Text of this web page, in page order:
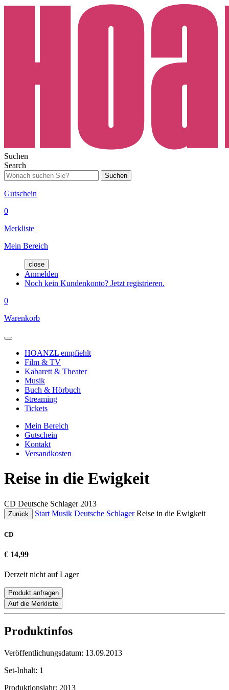
Suchen
Search
Suchen
Gutschein
0
Merkliste
Mein Bereich
close
Anmelden
Noch kein Kundenkonto? Jetzt registrieren.
0
Warenkorb
HOANZL empfiehlt
Film & TV
Kabarett & Theater
Musik
Buch & Hörbuch
Streaming
Tickets
Mein Bereich
Gutschein
Kontakt
Versandkosten
Reise in die Ewigkeit
CD Deutsche Schlager 2013
Zurück Start Musik Deutsche Schlager Reise in die Ewigkeit
CD
€ 14,99
Derzeit nicht auf Lager
Produkt anfragen
Auf die Merkliste
Produktinfos
Veröffentlichungsdatum: 13.09.2013
Set-Inhalt: 1
Produktionsjahr: 2013